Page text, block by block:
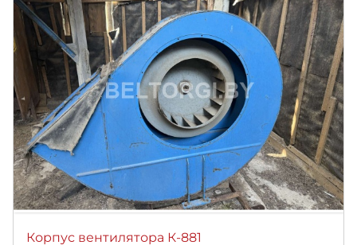
Корпус вентилятора К-881